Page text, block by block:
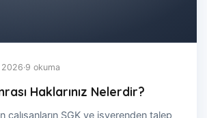
2026·9 okuma
Haklarınız Nelerdir?
çalışanların SGK ve işverenden talep